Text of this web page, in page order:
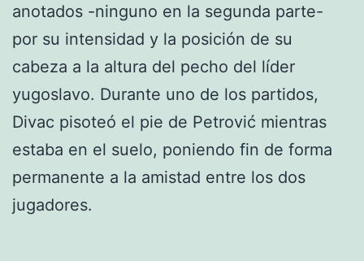
anotados -ninguno en la segunda parte-
por su intensidad y la posición de su
cabeza a la altura del pecho del líder
yugoslavo. Durante uno de los partidos,
Divac pisoteó el pie de Petrović mientras
estaba en el suelo, poniendo fin de forma
permanente a la amistad entre los dos
jugadores.